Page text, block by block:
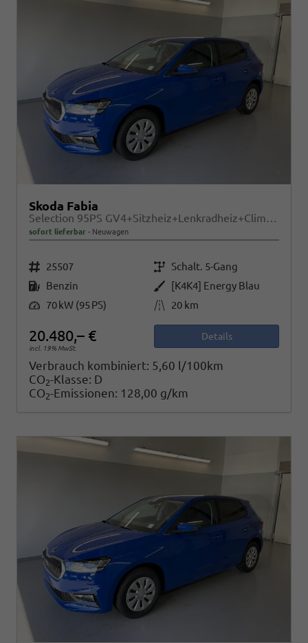
Skoda Fabia
Selection 95PS GV4+Sitzheiz+Lenkradheiz+Climatronic+Sunset+AppConnect+PDC
sofort lieferbar Neuwagen
Fahrzeugnr. 25507 Getriebe Schalt. 5-Gang
Kraftstoff Benzin Außenfarbe
[K4K4] Energy Blau
Leistung 70 kW (95 PS) Kilometerstand 20 km
20.480,– €
incl. 19% MwSt.
Details
Verbrauch kombiniert: 5,60 l/100km
CO2-Klasse: D
CO2-Emissionen: 128,00 g/km